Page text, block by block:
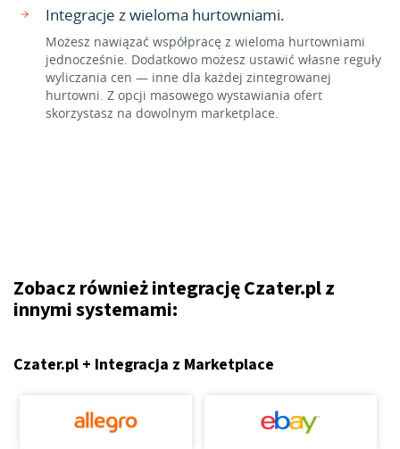
Integracje z wieloma hurtowniami.
Możesz nawiązać współpracę z wieloma hurtowniami
jednocześnie. Dodatkowo możesz ustawić własne reguły
wyliczania cen — inne dla każdej zintegrowanej
hurtowni. Z opcji masowego wystawiania ofert
skorzystasz na dowolnym marketplace.
Zobacz również integrację Czater.pl z
innymi systemami:
Czater.pl + Integracja z Marketplace